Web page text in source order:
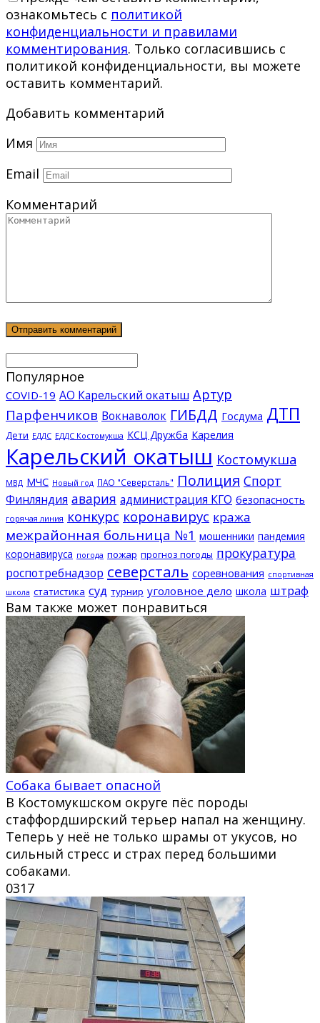
ознакомьтесь с политикой
конфиденциальности и правилами
комментирования. Только согласившись с
политикой конфиденциальности, вы можете
оставить комментарий.
Добавить комментарий
Имя
Email
Комментарий
Популярное
COVID-19 АО Карельский окатыш Артур
Парфенчиков Вокнаволок ГИБДД Госдума ДТП
Дети ЕДДС ЕДДС Костомукша КСЦ Дружба Карелия
Карельский окатыш Костомукша
МВД МЧС Новый год ПАО "Северсталь" Полиция Спорт
Финляндия авария администрация КГО безопасность
горячая линия конкурс коронавирус кража
межрайонная больница №1 мошенники пандемия
коронавируса погода пожар прогноз погоды прокуратура
роспотребнадзор северсталь соревнования спортивная
школа статистика суд турнир уголовное дело школа штраф
Вам также может понравиться
Собака бывает опасной
В Костомукшском округе пёс породы
стаффордширский терьер напал на женщину.
Теперь у неё не только шрамы от укусов, но
сильный стресс и страх перед большими
собаками.
0317